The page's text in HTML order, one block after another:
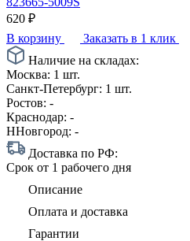
620 ₽
В корзину
Заказать в 1 клик
Наличие на складах:
Москва: 1 шт.
Санкт-Петербург: 1 шт.
Ростов: -
Краснодар: -
ННовгород: -
Доставка по РФ:
Срок от 1 рабочего дня
Описание
Оплата и доставка
Гарантии